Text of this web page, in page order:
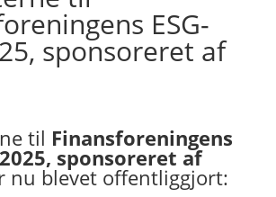
ESG-
sponsoreret af
til Finansforeningens
2025, sponsoreret af
nu blevet offentliggjort: